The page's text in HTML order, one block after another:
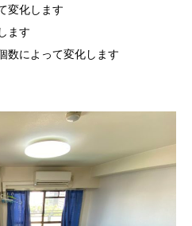
変化します
ます
数によって変化します